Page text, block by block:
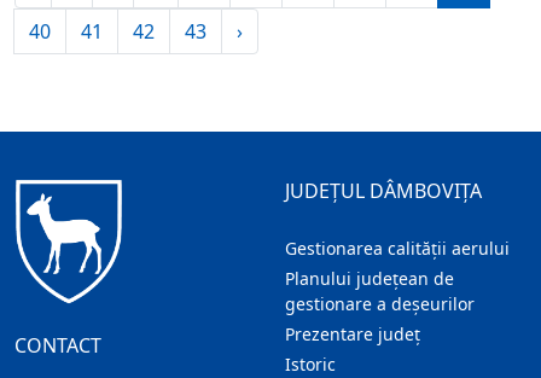
40
41 42 43 ›
CONTACT
JUDEȚUL DÂMBOVIȚA
Gestionarea calității aerului
Planului județean de
gestionare a deșeurilor
Prezentare judeţ
Istoric